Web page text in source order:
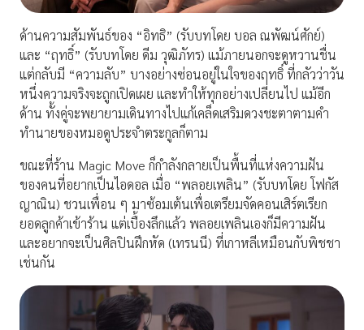
ด้านความสัมพันธ์ของ “อิทธิ” (รับบทโดย บอล ณพัฒน์ศักย์)
และ “ฤทธิ์” (รับบทโดย ดีม วุฒิภัทร) แม้ภายนอกจะดูหวานชื่น
แต่กลับมี “ความลับ” บางอย่างซ่อนอยู่ในใจของฤทธิ์ ที่กลัวว่าวัน
หนึ่งความจริงจะถูกเปิดเผย และทำให้ทุกอย่างเปลี่ยนไป แม้อีก
ด้าน ทั้งคู่จะพยายามเดินทางไปแก้เคล็ดเสริมดวงชะตาตามคำ
ทำนายของหมอดูประจำตระกูลก็ตาม
ขณะที่ร้าน Magic Move ก็กำลังกลายเป็นพื้นที่แห่งความฝัน
ของคนที่อยากเป็นไอดอล เมื่อ “พลอยเพลิน” (รับบทโดย โฟกัส
ญาณิน) ชวนเพื่อน ๆ มาซ้อมเต้นเพื่อเตรียมจัดคอนเสิร์ตเรียก
ยอดลูกค้าเข้าร้าน แต่เบื้องลึกแล้ว พลอยเพลินเองก็มีความฝัน
และอยากจะเป็นศิลปินฝึกหัด (เทรนนี) ที่เกาหลีเหมือนกับพิชชา
เช่นกัน